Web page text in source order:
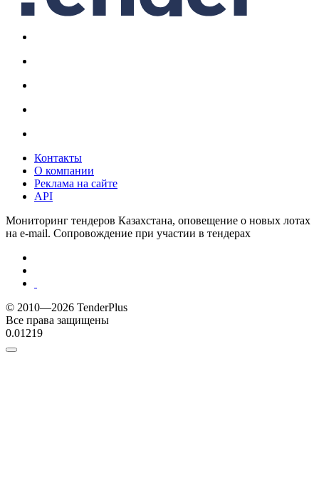
Контакты
О компании
Реклама на сайте
API
Мониторинг тендеров Казахстана, оповещение о новых лотах
на e-mail. Сопровождение при участии в тендерах
© 2010—2026 TenderPlus
Все права защищены
0.01219